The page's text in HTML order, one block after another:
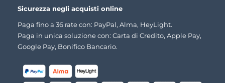
Sicurezza negli acquisti online
Paga fino a 36 rate con: PayPal, Alma, HeyLight.
Paga in unica soluzione con: Carta di Credito, Apple Pay,
Google Pay, Bonifico Bancario.